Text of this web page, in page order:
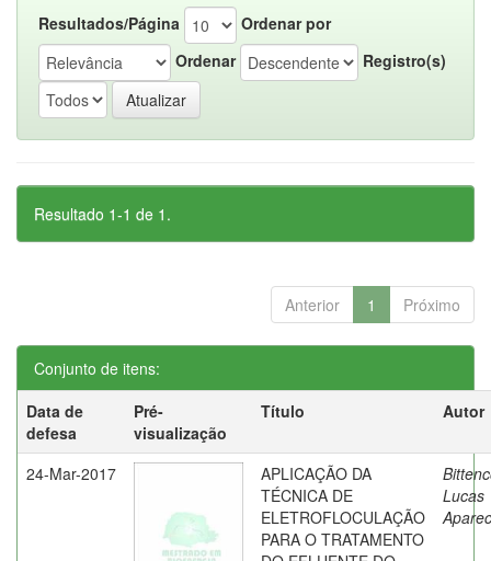
Resultados/Página
Ordenar por
Ordenar
Registro(s)
Resultado 1-1 de 1.
Anterior 1 Próximo
Conjunto de itens:
Data de
defesa
Pré-
visualização
Título Autor
24-Mar-2017
APLICAÇÃO DA
TÉCNICA DE
ELETROFLOCULAÇÃO
PARA O TRATAMENTO
Lucas